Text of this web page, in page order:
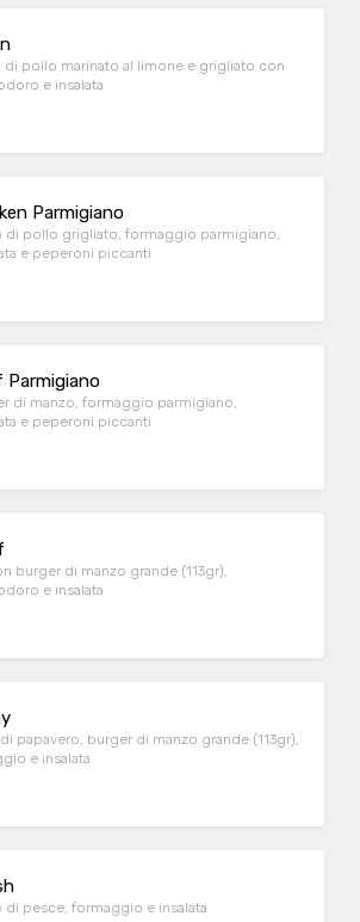
di pollo marinato al limone e grigliato con
e insalata
Parmigiano
di pollo grigliato, formaggio parmigiano,
e peperoni piccanti
Parmigiano
di manzo, formaggio parmigiano,
e peperoni piccanti
burger di manzo grande (113gr),
e insalata
papavero, burger di manzo grande (113gr),
e insalata
di pesce, formaggio e insalata